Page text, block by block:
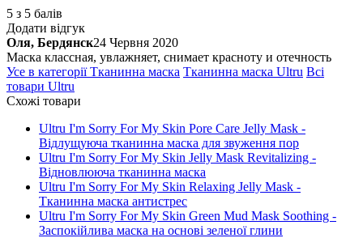
5 з 5 балів
Додати відгук
Оля, Бердянск24 Червня 2020
Маска классная, увлажняет, снимает красноту и отечность
Усе в категоріїТканинна маска Тканинна маска Ultru Всі
товари Ultru
Схожі товари
Ultru I'm Sorry For My Skin Pore Care Jelly Mask -
Відлущуюча тканинна маска для звуження пор
Ultru I'm Sorry For My Skin Jelly Mask Revitalizing -
Відновлююча тканинна маска
Ultru I'm Sorry For My Skin Relaxing Jelly Mask -
Тканинна маска антистрес
Ultru I'm Sorry For My Skin Green Mud Mask Soothing -
Заспокійлива маска на основі зеленої глини